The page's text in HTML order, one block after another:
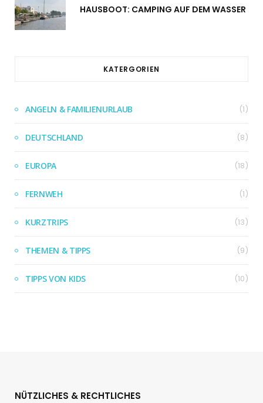
HAUSBOOT: CAMPING AUF DEM WASSER
KATERGORIEN
ANGELN & FAMILIENURLAUB (1)
DEUTSCHLAND (8)
EUROPA (18)
FERNWEH (1)
KURZTRIPS (13)
THEMEN & TIPPS (9)
TIPPS VON KIDS (10)
NÜTZLICHES & RECHTLICHES